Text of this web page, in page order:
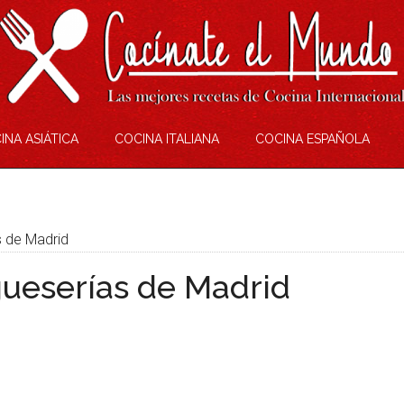
ASIÁTICA COCINA ITALIANA COCINA ESPAÑOLA
de Madrid
de Madrid